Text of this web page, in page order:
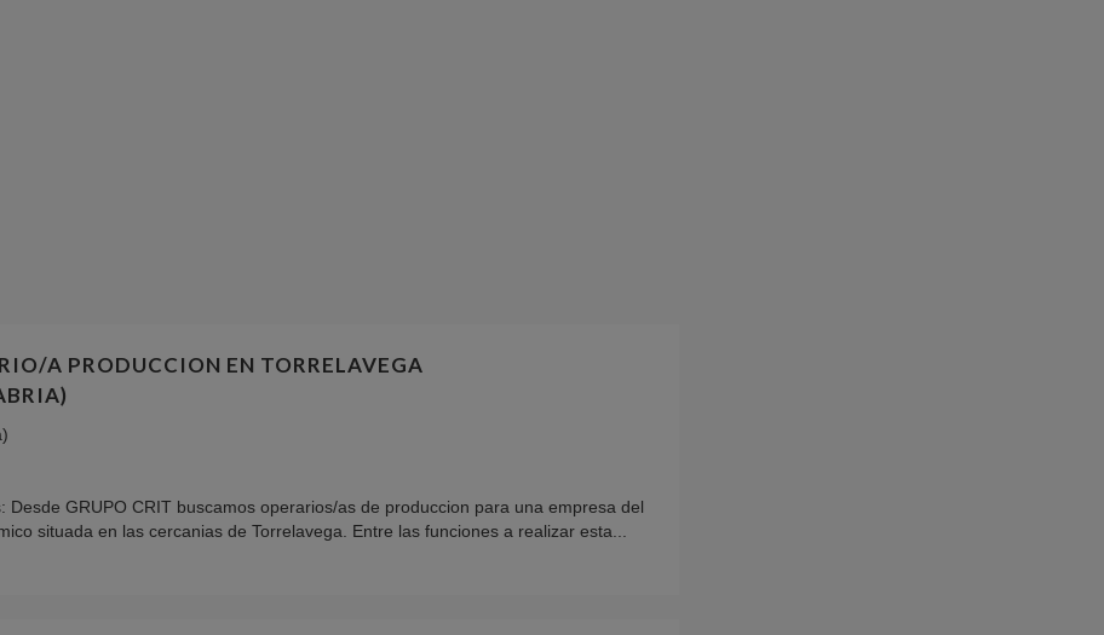
A PRODUCCION EN TORRELAVEGA
Desde GRUPO CRIT buscamos operarios/as de produccion para una empresa del
situada en las cercanias de Torrelavega. Entre las funciones a realizar esta...